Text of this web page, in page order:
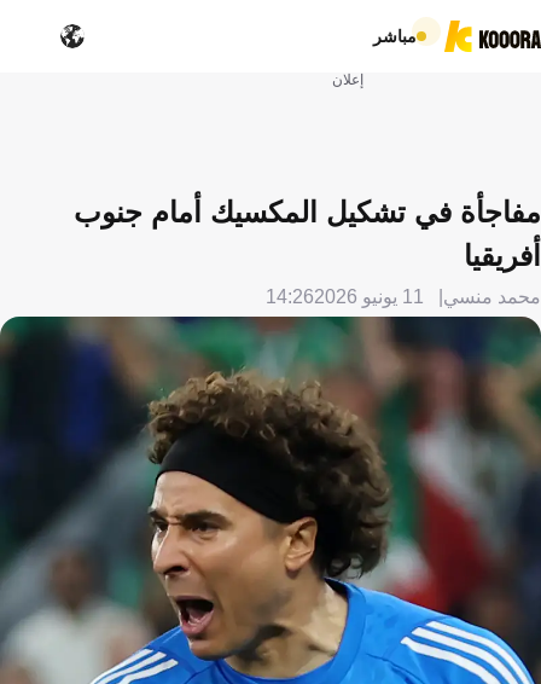
مباشر
إعلان
مفاجأة في تشكيل المكسيك أمام جنوب
أفريقيا
محمد منسي 11 يونيو 2026 14:26